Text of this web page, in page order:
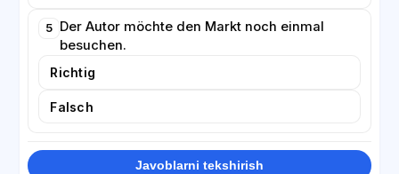
5 Der Autor möchte den Markt noch einmal
besuchen.
Richtig
Falsch
Javoblarni tekshirish